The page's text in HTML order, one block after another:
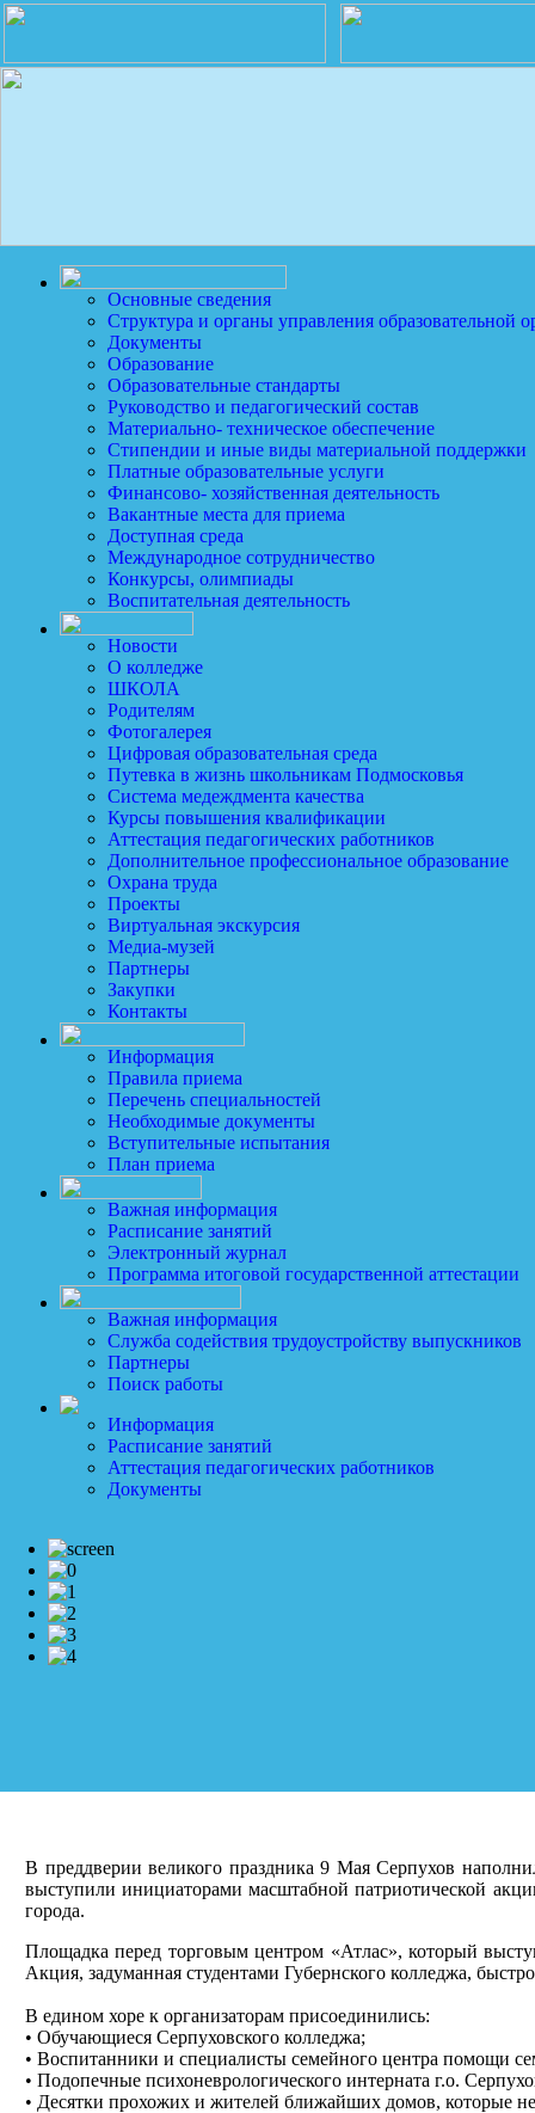
Основные сведения
Структура и органы управления образовательной
Документы
Образование
Образовательные стандарты
Руководство и педагогический состав
Материально- техническое обеспечение
Стипендии и иные виды материальной поддержки
Платные образовательные услуги
Финансово- хозяйственная деятельность
Вакантные места для приема
Доступная среда
Международное сотрудничество
Конкурсы, олимпиады
Воспитательная деятельность
Новости
О колледже
ШКОЛА
Родителям
Фотогалерея
Цифровая образовательная среда
Путевка в жизнь школьникам Подмосковья
Система медеждмента качества
Курсы повышения квалификации
Аттестация педагогических работников
Дополнительное профессиональное образование
Охрана труда
Проекты
Виртуальная экскурсия
Медиа-музей
Партнеры
Закупки
Контакты
Информация
Правила приема
Перечень специальностей
Необходимые документы
Вступительные испытания
План приема
Важная информация
Расписание занятий
Электронный журнал
Программа итоговой государственной аттестации
Важная информация
Служба содействия трудоустройству выпускников
Партнеры
Поиск работы
Информация
Расписание занятий
Аттестация педагогических работников
Документы
В преддверии великого праздника 9 Мая Серпухов
выступили инициаторами масштабной патриотической
города.
Площадка перед торговым центром «Атлас», который
Акция, задуманная студентами Губернского колледжа,
В едином хоре к организаторам присоединились:
• Обучающиеся Серпуховского колледжа;
• Воспитанники и специалисты семейного центра помощи
• Подопечные психоневрологического интерната г.о.
• Десятки прохожих и жителей ближайших домов, которые